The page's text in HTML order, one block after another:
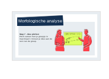
Stap 7 - Idee pitchen
Pitch samen met je groepje in
maximaal 1 minuut je idee aan de
rest van de groep.
Morfologische analyse